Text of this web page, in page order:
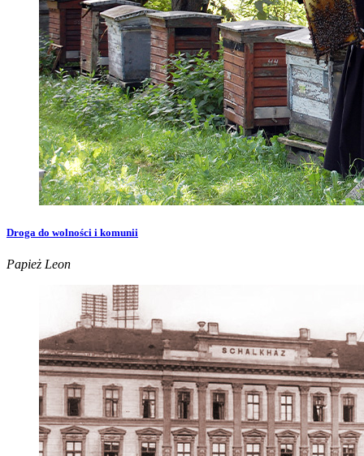
Droga do wolności i komunii
Papież Leon